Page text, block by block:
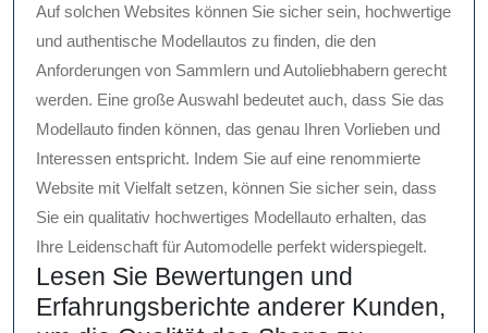
Auf solchen Websites können Sie sicher sein, hochwertige
und authentische Modellautos zu finden, die den
Anforderungen von Sammlern und Autoliebhabern gerecht
werden. Eine große Auswahl bedeutet auch, dass Sie das
Modellauto finden können, das genau Ihren Vorlieben und
Interessen entspricht. Indem Sie auf eine renommierte
Website mit Vielfalt setzen, können Sie sicher sein, dass
Sie ein qualitativ hochwertiges Modellauto erhalten, das
Ihre Leidenschaft für Automodelle perfekt widerspiegelt.
Lesen Sie Bewertungen und
Erfahrungsberichte anderer Kunden,